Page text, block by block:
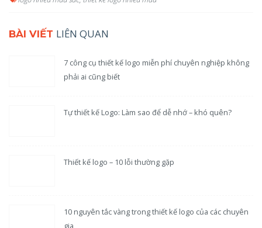
BÀI VIẾT LIÊN QUAN
7 công cụ thiết kế logo miễn phí chuyên nghiệp không
phải ai cũng biết
Tự thiết kế Logo: Làm sao để dễ nhớ – khó quên?
Thiết kế logo – 10 lỗi thường gặp
10 nguyên tắc vàng trong thiết kế logo của các chuyên
gia